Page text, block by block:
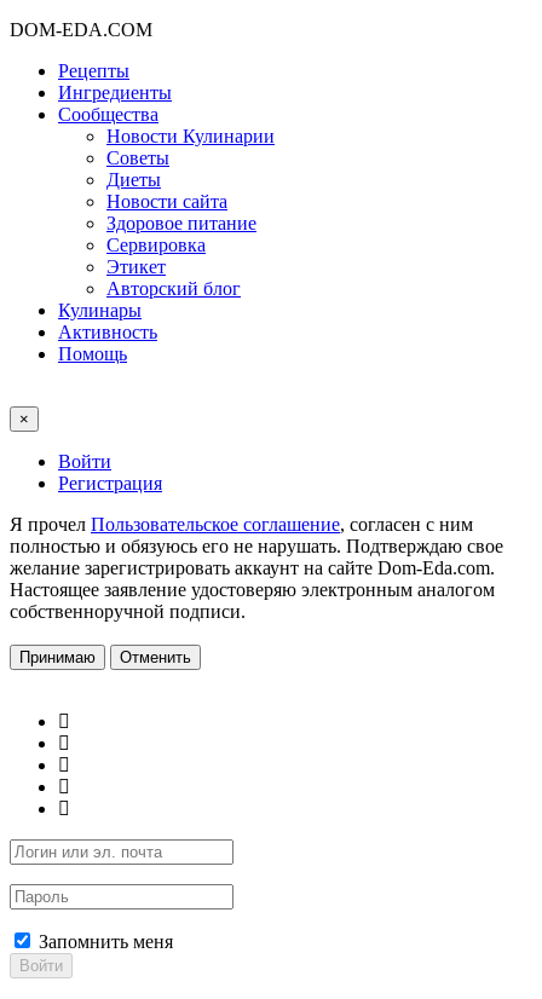
DOM-EDA.COM
Рецепты
Ингредиенты
Сообщества
Новости Кулинарии
Советы
Диеты
Новости сайта
Здоровое питание
Сервировка
Этикет
Авторский блог
Кулинары
Активность
Помощь
×
Войти
Регистрация
Я прочел Пользовательское соглашение, согласен с ним
полностью и обязуюсь его не нарушать. Подтверждаю свое
желание зарегистрировать аккаунт на сайте Dom-Eda.com.
Настоящее заявление удостоверяю электронным аналогом
собственноручной подписи.
Принимаю Отменить
Запомнить меня
Войти